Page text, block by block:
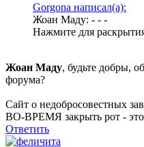
Gorgona написал(а):
Жоан Маду: - - -
Нажмите для
Жоан Маду, будьте добры,
форума?
Сайт о недобросовестных
ВО-ВРЕМЯ закрыть рот - это
Ответить